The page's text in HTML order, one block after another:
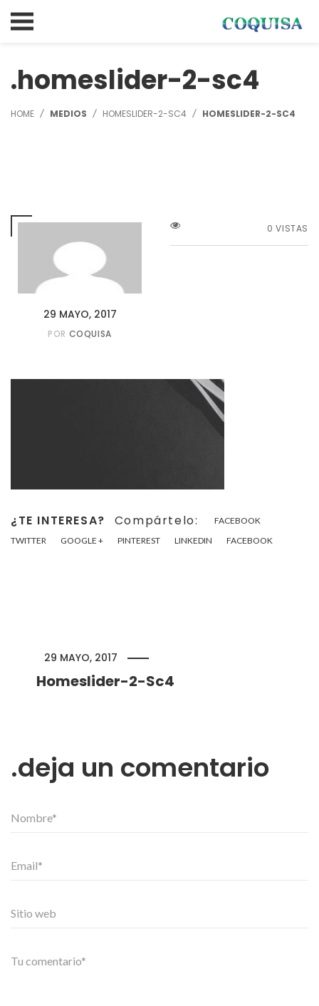
homeslider-2-sc4
HOME MEDIOS HOMESLIDER-2-SC4 HOMESLIDER-2-SC4
29 MAYO, 2017
POR COQUISA
0 VISTAS
¿TE INTERESA? Compártelo:
FACEBOOK
TWITTER
GOOGLE + PINTEREST LINKEDIN FACEBOOK
29 MAYO, 2017
Homeslider-2-Sc4
deja un comentario